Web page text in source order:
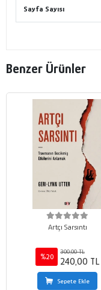
Sayfa Sayısı
Benzer Ürünler
Artçı Sarsıntı
%20
300,00 TL
240,00 TL
Sepete Ekle